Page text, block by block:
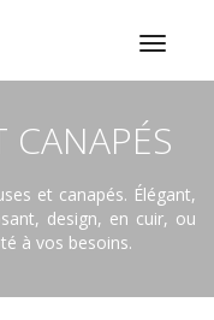
CANAPÉS
et canapés. Élégant,
design, en cuir, ou
à vos besoins.